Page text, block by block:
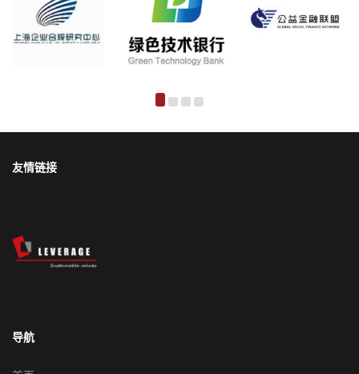
友情链接
导航